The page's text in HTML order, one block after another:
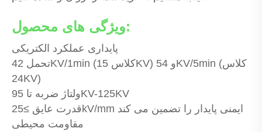
ویژگی های محصول:
پایداری عملکرد الکتریکی
تحمل 42KV/1min (کلاس 15KV) و 54KV/5min (کلاس
24KV)
ولتاژ ضربه تا 95KV-125KV
قدرت عایق ≥25kV/mm ایمنی پایدار را تضمین می کند
مقاومت محیطی